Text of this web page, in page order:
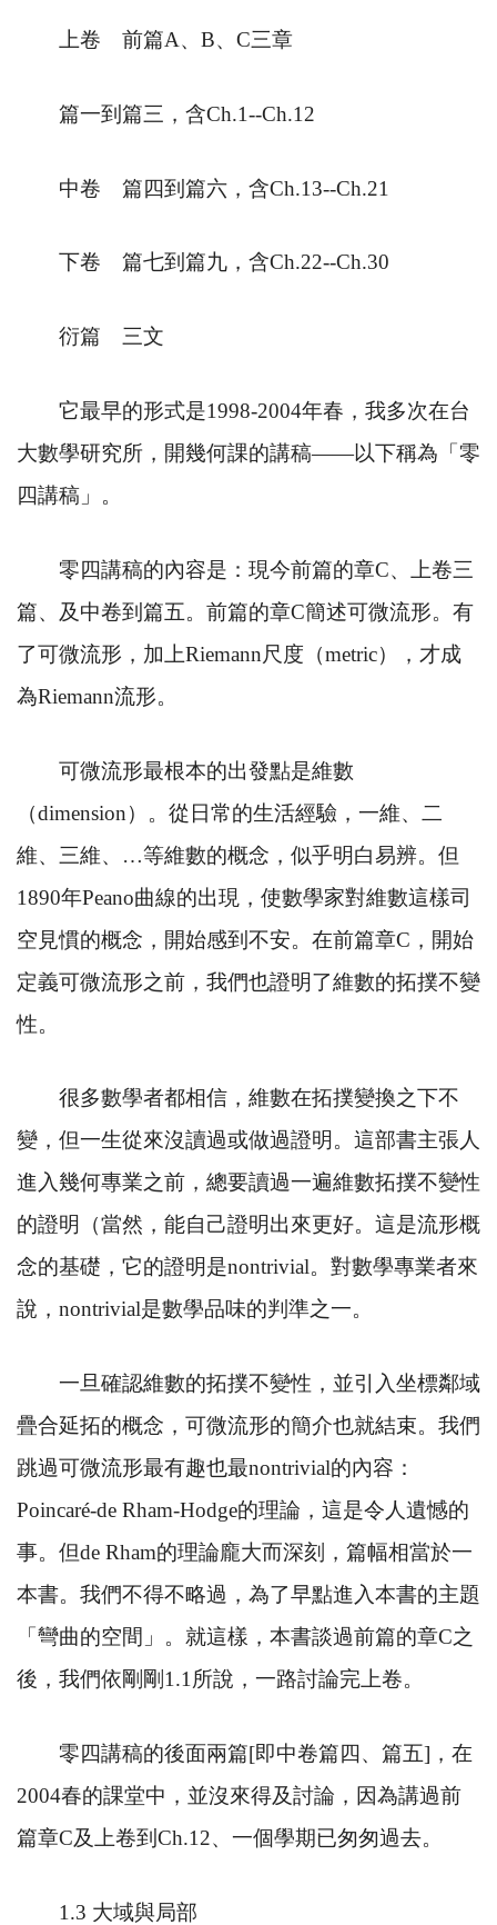
上卷 前篇A、 B、 C三章
篇一到篇三，含Ch.1--Ch.12
中卷 篇四到篇六，含Ch.13--Ch.21
下卷 篇七到篇九，含Ch.22--Ch.30
衍篇 三文
它最早的形式是1998-2004年春，我多次在台
大數學研究所，開幾何課的講稿——以下稱為「零
四講稿」。
零四講稿的內容是：現今前篇的章C、上卷三
篇、及中卷到篇五。前篇的章C簡述可微流形。有
了可微流形，加上Riemann尺度（metric），才成
為Riemann流形。
可微流形最根本的出發點是維數
（dimension）。從日常的生活經驗，一維、二
維、三維、…等維數的概念，似乎明白易辨。但
1890年Peano曲線的出現，使數學家對維數這樣司
空見慣的概念，開始感到不安。在前篇章C ，開始
定義可微流形之前，我們也證明了維數的拓撲不變
性。
很多數學者都相信，維數在拓撲變換之下不
變，但一生從來沒讀過或做過證明。這部書主張人
進入幾何專業之前，總要讀過一遍維數拓撲不變性
的證明（當然，能自己證明出來更好。這是流形概
念的基礎，它的證明是nontrivial。對數學專業者來
說， nontrivial是數學品味的判準之一。
一旦確認維數的拓撲不變性，並引入坐標鄰域
疊合延拓的概念，可微流形的簡介也就結束。我們
跳過可微流形最有趣也最nontrivial的內容：
Poincaré-de Rham-Hodge的理論，這是令人遺憾的
事。但de Rham的理論龐大而深刻，篇幅相當於一
本書。我們不得不略過，為了早點進入本書的主題
「彎曲的空間」。就這樣，本書談過前篇的章C之
後，我們依剛剛 1.1 所說，一路討論完上卷。
零四講稿的後面兩篇[即中卷篇四、篇五] ，在
2004春的課堂中，並沒來得及討論，因為講過前
篇章C及上卷到 Ch.12、一個學期已匆匆過去。
1.3 大域與局部